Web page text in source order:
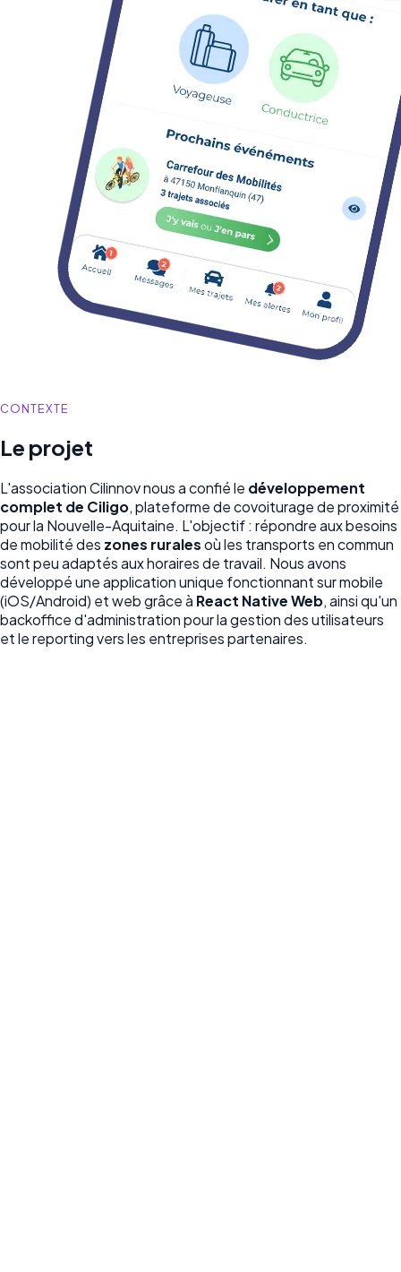
CONTEXTE
Le projet
L'association Cilinnov nous a confié le développement
complet de Ciligo, plateforme de covoiturage de proximité
pour la Nouvelle-Aquitaine. L'objectif : répondre aux besoins
de mobilité des zones ruralesoù les transports en commun
sont peu adaptés aux horaires de travail. Nous avons
développé une application unique fonctionnant sur mobile
(iOS/Android) et web grâce à React Native Web, ainsi qu'un
backoffice d'administration pour la gestion des utilisateurs
et le reporting vers les entreprises partenaires.